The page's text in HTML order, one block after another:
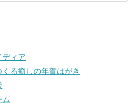
ディア
る癒しの年賀はがき
ム